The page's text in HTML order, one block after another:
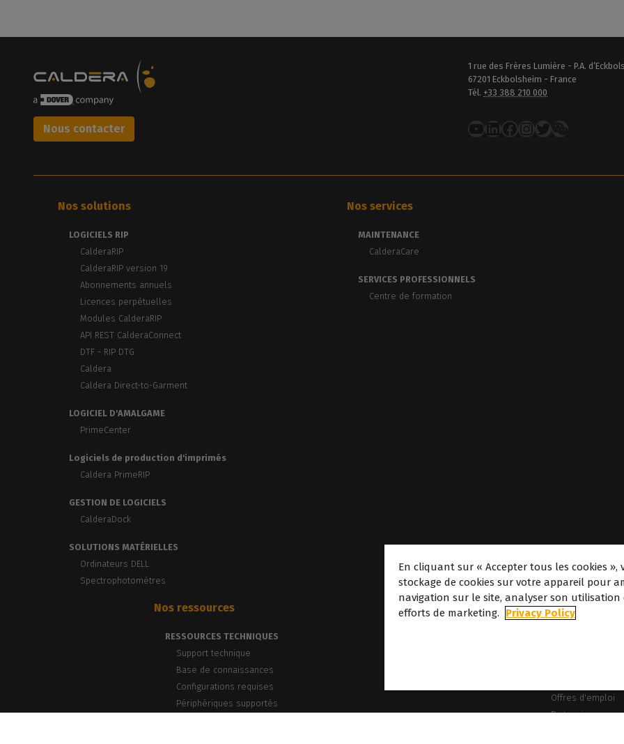
1 rue des Frères Lumière - P.A.
67201 Eckbolsheim - France
Tél. +33 388 210 000
Nous contacter YouTube
LinkedIn
Facebook
Instagram
Twitter
Nos solutions
LOGICIELS RIP
CalderaRIP
CalderaRIP version 19
Abonnements annuels
Licences perpétuelles
Modules CalderaRIP
API REST CalderaConnect
DTF - RIP DTG
Caldera
Caldera Direct-to-Garment
LOGICIEL D'AMALGAME
PrimeCenter
Logiciels de production d'imprimés
Caldera PrimeRIP
GESTION DE LOGICIELS
CalderaDock
SOLUTIONS MATÉRIELLES
Ordinateurs DELL
Spectrophotomètres
Nos services
MAINTENANCE
CalderaCare
SERVICES PROFESSIONNELS
Centre de formation
Nos ressources
RESSOURCES TECHNIQUES
Support technique
Base de connaissances
Configurations requises
Périphériques supportés
À propos
Offres d'emploi
Partenaires
En cliquant sur « Accepter tous les cookies »,
stockage de cookies sur votre appareil pour
navigation sur le site, analyser son
efforts de marketing.
Privacy Policy